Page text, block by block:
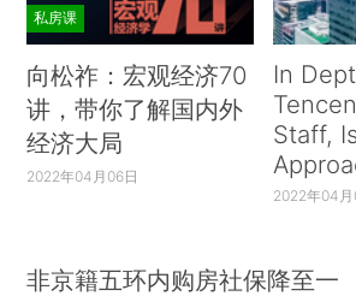
私房课
向松祚：宏观经济70
讲，带你了解国内外
经济大局
2022年04月06日
In
Staff,
2022年04月
非京籍五环内购房社保降至一